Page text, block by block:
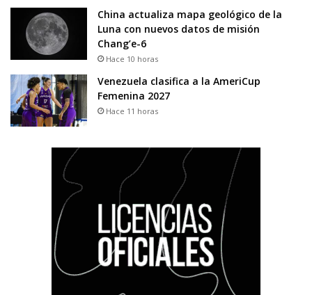
China actualiza mapa geológico de la
Luna con nuevos datos de misión
Chang’e-6
Hace 10 horas
Venezuela clasifica a la AmeriCup
Femenina 2027
Hace 11 horas